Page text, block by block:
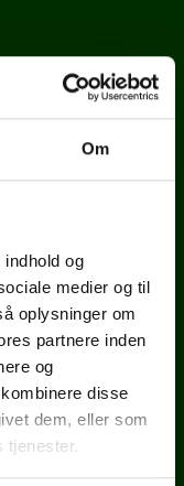
Om
og
medier og til
oplysninger om
partnere inden
og
disse
dem, eller som
tjenester.